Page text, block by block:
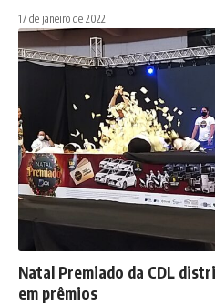
17 de janeiro de 2022
Natal Premiado da CDL
em prêmios